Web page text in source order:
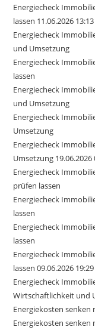
Energiecheck
lassen 11.06.2026 13:13
Energiecheck
und Umsetzung
Energiecheck
lassen
Energiecheck
und Umsetzung
Energiecheck
Umsetzung
Energiecheck
Umsetzung 19.06.2026
Energiecheck
prüfen lassen
Energiecheck
lassen
Energiecheck
lassen
Energiecheck
lassen 09.06.2026 19:29
Energiecheck
Wirtschaftlichkeit und
Energiekosten
Energiekosten